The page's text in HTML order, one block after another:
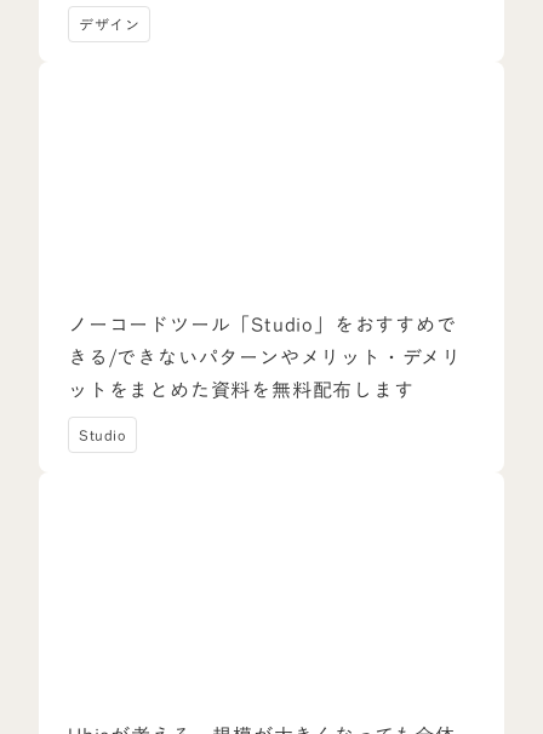
デザイン
ノーコードツール「Studio」をおすすめで
きる/できないパターンやメリット・デメリ
ットをまとめた資料を無料配布します
Studio